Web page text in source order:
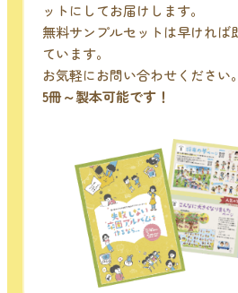
ットにしてお届けします。
無料サンプルセットは早ければ
ています。
お気軽にお問い合わせください。
5冊～製本可能です！